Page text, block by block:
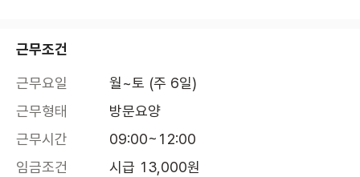
근무조건
근무요일
월~토 (주 6일)
근무형태
방문요양
근무시간
09:00~12:00
임금조건
시급 13,000원